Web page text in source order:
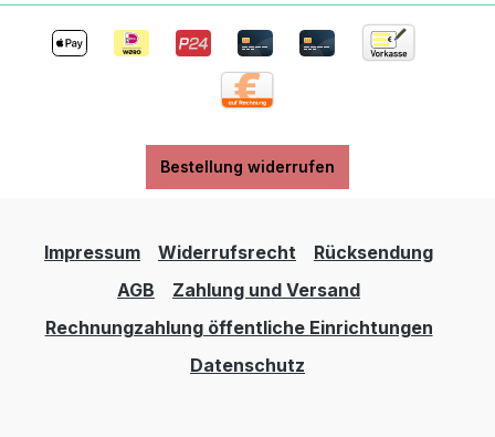
Bestellung widerrufen
Impressum Widerrufsrecht
Rücksendung
AGB
Zahlung und Versand
Rechnungzahlung öffentliche Einrichtungen
Datenschutz